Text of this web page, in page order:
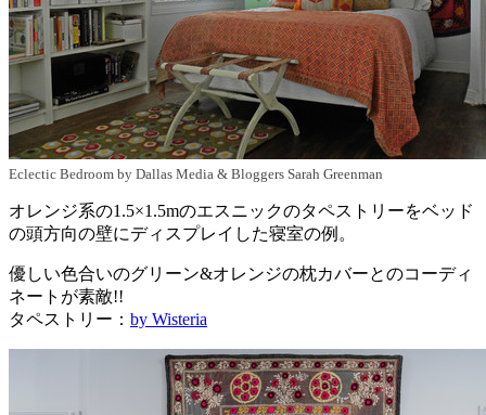
Eclectic Bedroom by Dallas Media & Bloggers Sarah Greenman
オレンジ系の1.5×1.5mのエスニックのタペストリーをベッド
の頭方向の壁にディスプレイした寝室の例。
優しい色合いのグリーン&オレンジの枕カバーとのコーディ
ネートが素敵!!
タペストリー： by Wisteria